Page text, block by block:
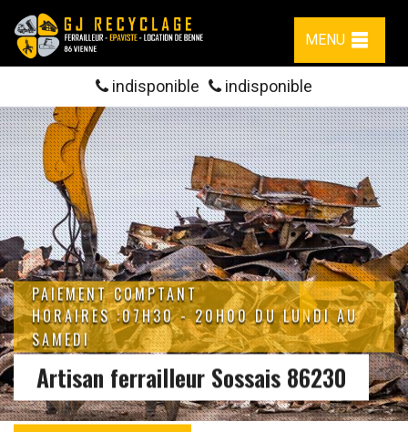
MENU
indisponible indisponible
PAIEMENT COMPTANT
HORAIRES :07H30 - 20H00 DU LUNDI AU
SAMEDI
Artisan ferrailleur Sossais 86230